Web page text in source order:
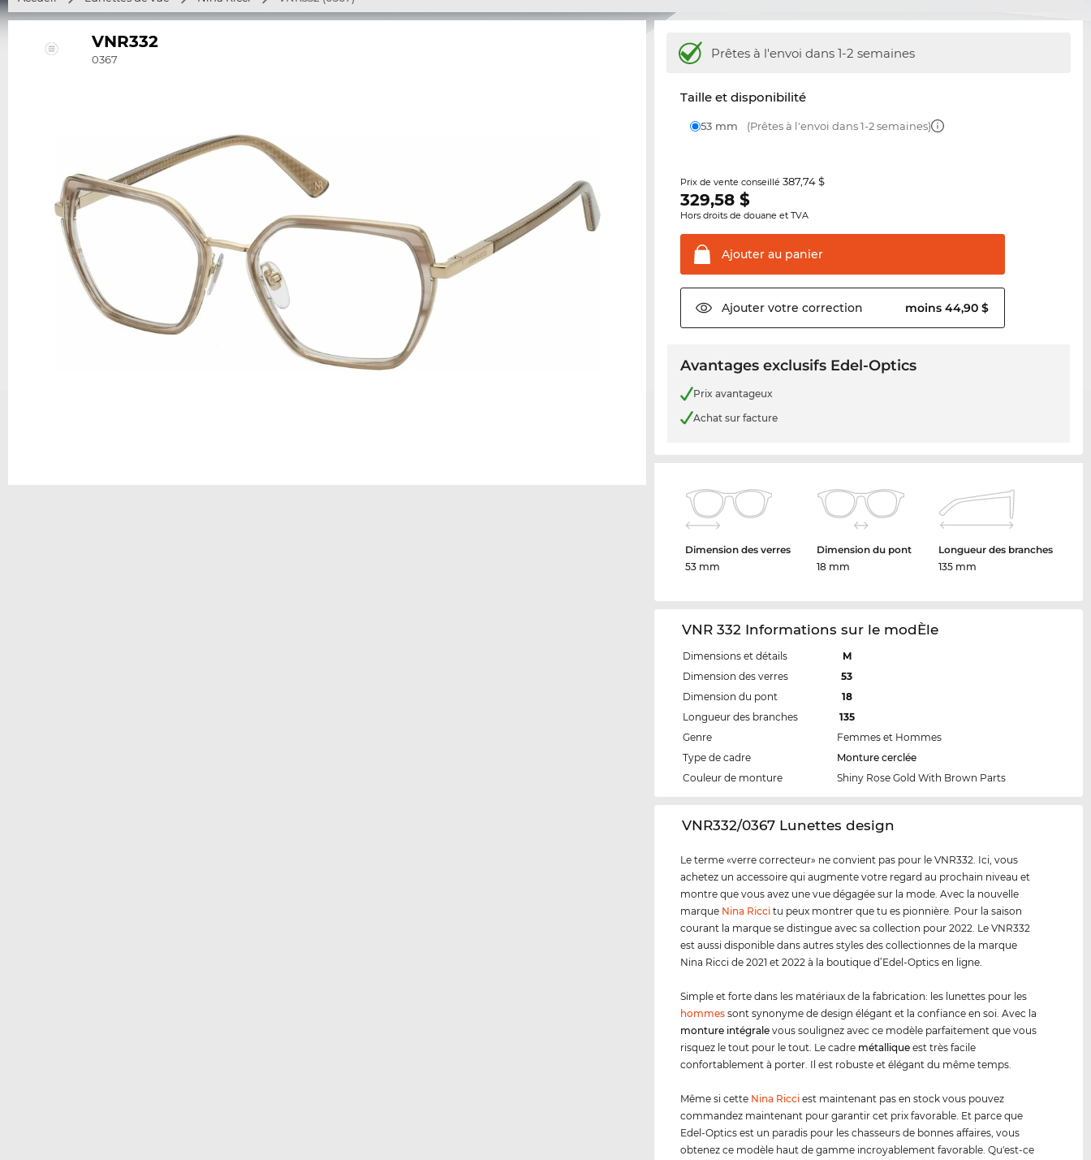
VNR332
0367 Prêtes à l'envoi dans 1-2 semaines
Taille et disponibilité
53 mm (Prêtes à l'envoi dans 1-2 semaines)
Prix de vente conseillé387,74 $
329,58 $
Hors droits de douane et TVA
Ajouter au panier
Ajouter votre correction moins 44,90 $
Avantages exclusifs Edel-Optics
Prix avantageux
Achat sur facture
Dimension des verres
53 mm
Dimension du pont
18 mm
Longueur des branches
135 mm
VNR 332 Informations sur le modÈle
Dimensions et détails
M
Dimension des verres
53
Dimension du pont
18
Longueur des branches
135
Genre
Femmes et Hommes
Type de cadre
Monture cerclée
Couleur de monture
Shiny Rose Gold With Brown Parts
‌VNR332/0367 Lunettes design
Le terme «verre correcteur» ne convient pas pour le VNR332. Ici, vous
achetez un accessoire qui augmente votre regard au prochain niveau et
montre que vous avez une vue dégagée sur la mode. Avec la nouvelle
marque Nina Ricci tu peux montrer que tu es pionnière. Pour la saison
courant la marque se distingue avec sa collection pour 2022. Le VNR332
est aussi disponible dans autres styles des collectionnes de la marque
Nina Ricci de 2021 et 2022 à la boutique d’Edel-Optics en ligne.
Simple et forte dans les matériaux de la fabrication: les lunettes pour les
hommes sont synonyme de design élégant et la confiance en soi. Avec la
monture intégrale vous soulignez avec ce modèle parfaitement que vous
risquez le tout pour le tout. Le cadre métal lique est très facile
confortablement à porter. Il est robuste et élégant du même temps.
Même si cette Nina Ricci est maintenant pas en stock vous pouvez
commandez maintenant pour garantir cet prix favorable. Et parce que
Edel-Optics est un paradis pour les chasseurs de bonnes affaires, vous
obtenez ce modèle haut de gamme incroyablement favorable. Qu'est-ce